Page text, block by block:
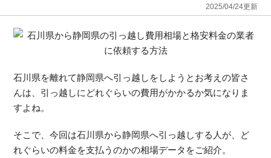
2025/04/24更新
石川県を離れて静岡県へ引っ越しをしようとお考えの皆さ
んは、引っ越しにどれぐらいの費用がかかるか気になりま
すよね。
そこで、今回は石川県から静岡県へ引っ越しする人が、ど
れぐらいの料金を支払うのかの相場データをご紹介。